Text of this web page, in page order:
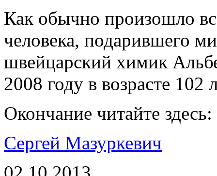
Как обычно произошло
человека, подарившего
швейцарский химик
2008 году в возрасте 102
Окончание читайте здесь:
Сергей Мазуркевич